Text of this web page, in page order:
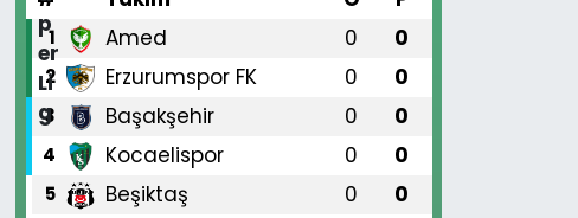
1 Amed 0 0
2 Erzurumspor FK 0 0
3 Başakşehir 0 0
4 Kocaelispor 0 0
5 Beşiktaş 0 0